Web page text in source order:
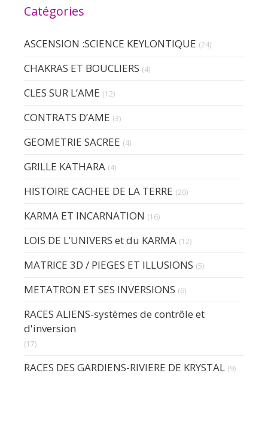
Catégories
ASCENSION :SCIENCE KEYLONTIQUE (24)
CHAKRAS ET BOUCLIERS (4)
CLES SUR L’AME (12)
CONTRATS D’AME (3)
GEOMETRIE SACREE (4)
GRILLE KATHARA (4)
HISTOIRE CACHEE DE LA TERRE (20)
KARMA ET INCARNATION (16)
LOIS DE L’UNIVERS et du KARMA (12)
MATRICE 3D / PIEGES ET ILLUSIONS (5)
METATRON ET SES INVERSIONS (6)
RACES ALIENS-systèmes de contrôle et
d'inversion
(17)
RACES DES GARDIENS-RIVIERE DE KRYSTAL (9)